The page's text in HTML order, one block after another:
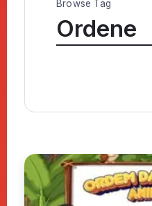
Browse Tag
Ordene